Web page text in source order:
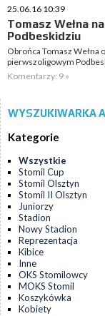
25.06.16 10:39
Tomasz Wełna
Podbeskidziu
Obrońca Tomasz Wełna
pierwszoligowym
Komentarzy: 9 »
WYSZUKIWARKA
Kategorie
Wszystkie
Stomil Cup
Stomil Olsztyn
Stomil II Olsztyn
Juniorzy
Stadion
Nowy Stadion
Reprezentacja
Kibice
Inne
OKS Stomilowcy
MOKS Stomil
Koszykówka
Kobiety